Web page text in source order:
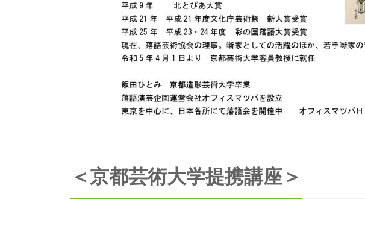
＜京都芸術大学提携講座＞